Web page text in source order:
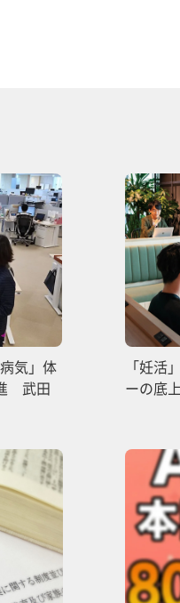
気」体
武田
「妊活
ーの底